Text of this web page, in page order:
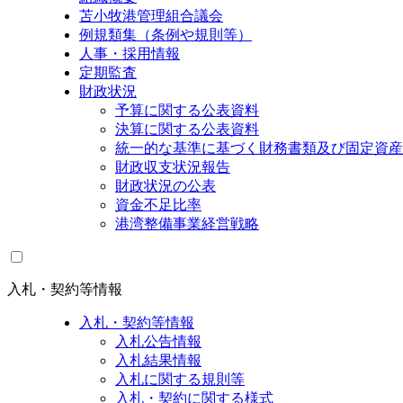
苫小牧港管理組合議会
例規類集（条例や規則等）
人事・採用情報
定期監査
財政状況
予算に関する公表資料
決算に関する公表資料
統一的な基準に基づく財務書類及び固定資
財政収支状況報告
財政状況の公表
資金不足比率
港湾整備事業経営戦略
入札・契約等情報
入札・契約等情報
入札公告情報
入札結果情報
入札に関する規則等
入札・契約に関する様式